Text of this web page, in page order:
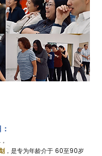
，是专为年龄介于 60至90岁